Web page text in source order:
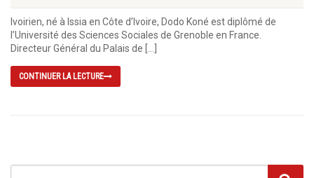
Ivoirien, né à Issia en Côte d’Ivoire, Dodo Koné est diplômé de
l’Université des Sciences Sociales de Grenoble en France.
Directeur Général du Palais de […]
CONTINUER LA LECTURE